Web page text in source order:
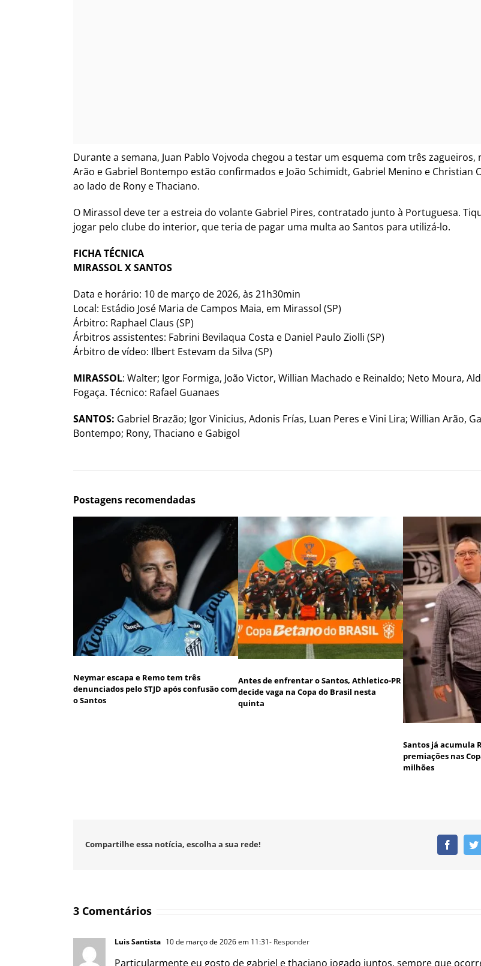
Durante a semana, Juan Pablo Vojvoda chegou a testar um esquema com três
Arão e Gabriel Bontempo estão confirmados e João Schimidt, Gabriel Menino e Christian
ao lado de Rony e Thaciano.
O Mirassol deve ter a estreia do volante Gabriel Pires, contratado junto à Portuguesa.
jogar pelo clube do interior, que teria de pagar uma multa ao Santos para utilizá-lo.
FICHA TÉCNICA
MIRASSOL X SANTOS
Data e horário: 10 de março de 2026, às 21h30min
Local: Estádio José Maria de Campos Maia, em Mirassol (SP)
Árbitro: Raphael Claus (SP)
Árbitros assistentes: Fabrini Bevilaqua Costa e Daniel Paulo Ziolli (SP)
Árbitro de vídeo: Ilbert Estevam da Silva (SP)
MIRASSOL: Walter; Igor Formiga, João Victor, Willian Machado e Reinaldo; Neto Moura,
Fogaça. Técnico: Rafael Guanaes
SANTOS: Gabriel Brazão; Igor Vinicius, Adonis Frías, Luan Peres e Vini Lira; Willian Arão,
Bontempo; Rony, Thaciano e Gabigol
Postagens recomendadas
Neymar escapa e Remo tem três
denunciados pelo STJD após confusão com
o Santos
Antes de enfrentar o Santos, Athletico-PR
decide vaga na Copa do Brasil nesta
quinta
Santos já acumula
premiações nas
milhões
Compartilhe essa notícia, escolha a sua rede!
3 Comentários
Luis Santista 10 de março de 2026 em 11:31- Responder
Particularmente eu gosto de gabriel e thaciano jogado juntos, sempre que